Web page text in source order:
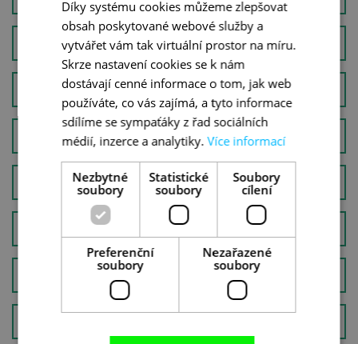
KOSOVO
MALTA A GOZO
ŘECKO
FRANCIE
BOSNA A HERCEGOVINA
RUMUNSKO
Díky systému cookies můžeme zlepšovat
obsah poskytované webové služby a
vytvářet vám tak virtuální prostor na míru.
Skrze nastavení cookies se k nám
dostávají cenné informace o tom, jak web
používáte, co vás zajímá, a tyto informace
sdílíme se sympaťáky z řad sociálních
médií, inzerce a analytiky. Více informací
Nezbytné
soubory
Statistické
soubory
Soubory
cílení
Preferenční
soubory
Nezařazené
soubory